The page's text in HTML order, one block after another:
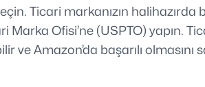
Ticari markanızın
Ofisi’ne (USPTO) yapın.
ve Amazon’da başarılı olmasını